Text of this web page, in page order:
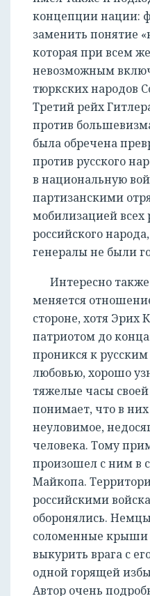
концепции нации:
заменить понятие
которая при всем
невозможным
тюркских народов
Третий рейх
против
была обречена
против русского
в национальную
партизанскими
мобилизацией всех
российского
генералы не были
Интересно
меняется
стороне, хотя Эрих
патриотом до
проникся к
любовью, хорошо
тяжелые часы
понимает, что в них
неуловимое,
человека. Тому
произошел с ним в
Майкопа.
российскими
оборонялись.
соломенные крыши
выкурить врага с
одной горящей
Автор очень